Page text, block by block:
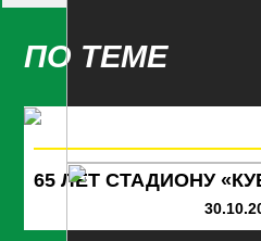
ПО ТЕМЕ
65 ЛЕТ СТАДИОНУ